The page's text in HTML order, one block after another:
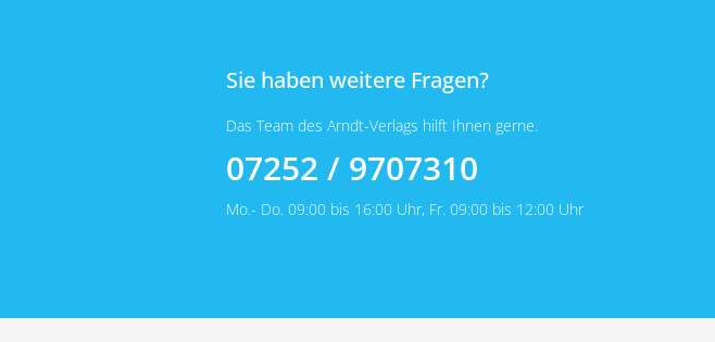
Sie haben weitere Fragen?
Das Team des Arndt-Verlags hilft Ihnen gerne.
07252 / 9707310
Mo.- Do. 09:00 bis 16:00 Uhr, Fr. 09:00 bis 12:00 Uhr